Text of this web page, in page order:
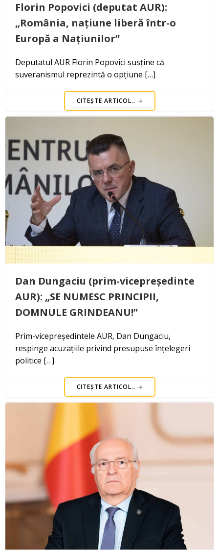
Florin Popovici (deputat AUR):
„România, națiune liberă într-o
Europă a Națiunilor”
Deputatul AUR Florin Popovici susține că
suveranismul reprezintă o opțiune […]
CITEȘTE ARTICOL..
Dan Dungaciu (prim-vicepreședinte
AUR): „SE NUMESC PRINCIPII,
DOMNULE GRINDEANU!”
Prim-vicepreședintele AUR, Dan Dungaciu,
respinge acuzațiile privind presupuse înțelegeri
politice […]
CITEȘTE ARTICOL..